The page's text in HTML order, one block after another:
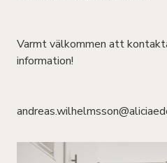
Varmt välkommen att
information!